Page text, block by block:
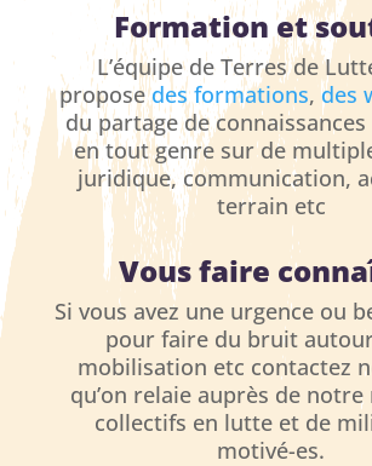
Formation et
L’équipe de Terres de
proposedes formations,des
du partage de
en tout genre sur de
juridique, communication,
terrain etc
Vous faire
Si vous avez une urgence ou
pour faire du bruit autour
mobilisation etc contactez
qu’on relaie auprès de notre
collectifs en lutte et de
motivé-es.